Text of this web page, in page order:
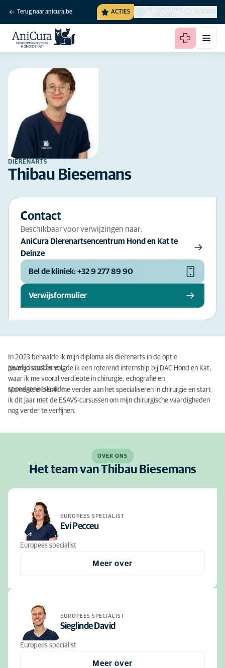
Terug naar anicura.be ACTIES
NEDERLANDS
(BELGIË)
ZOEKEN
DIERENARTS
Thibau Biesemans
Contact
Beschikbaar voor verwijzingen naar:
AniCura Dierenartsencentrum Hond en Kat te
Deinze
Bel de kliniek: +32 9 277 89 90
Verwijsformulier
In 2023 behaalde ik mijn diploma als dierenarts in de optie
gezelschapsdieren.
Na mijn studies volgde ik een roterend internship bij DAC Hond en Kat,
waar ik me vooral verdiepte in chirurgie, echografie en
spoedgeneeskunde.
Momenteel ben ik me verder aan het specialiseren in chirurgie en start
ik dit jaar met de ESAVS-cursussen om mijn chirurgische vaardigheden
nog verder te verfijnen.
OVER ONS
Het team van Thibau Biesemans
EUROPEES SPECIALIST
Evi Pecceu
Europees specialist
Meer over
EUROPEES SPECIALIST
Sieglinde David
Europees specialist
Meer over